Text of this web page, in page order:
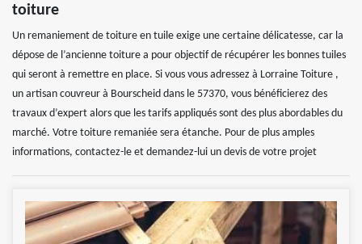
toiture
Un remaniement de toiture en tuile exige une certaine délicatesse, car la
dépose de l’ancienne toiture a pour objectif de récupérer les bonnes tuiles
qui seront à remettre en place. Si vous vous adressez à Lorraine Toiture ,
un artisan couvreur à Bourscheid dans le 57370, vous bénéficierez des
travaux d’expert alors que les tarifs appliqués sont des plus abordables du
marché. Votre toiture remaniée sera étanche. Pour de plus amples
informations, contactez-le et demandez-lui un devis de votre projet